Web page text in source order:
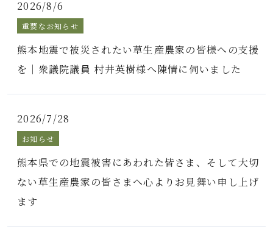
2026/8/6
重要なお知らせ
熊本地震で被災されたい草生産農家の皆様への支援
を｜衆議院議員 村井英樹様へ陳情に伺いました
2026/7/28
お知らせ
熊本県での地震被害にあわれた皆さま、そして大切
ない草生産農家の皆さまへ心よりお見舞い申し上げ
ます